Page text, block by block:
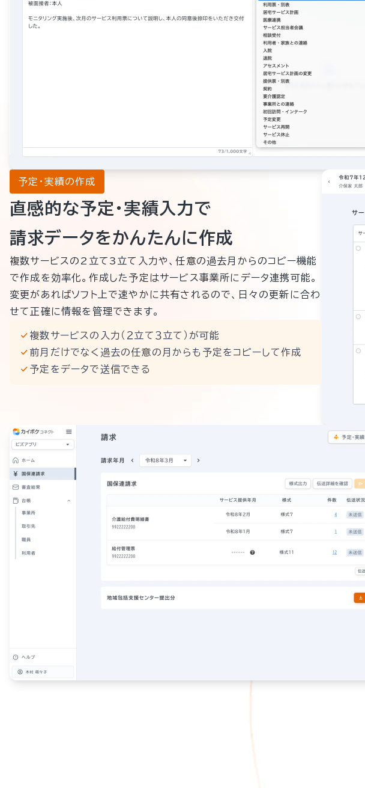
予定・実績の作成
直感的な予定・実績入力で
請求データをかんたんに作成
複数サービスの2立て3立て入力や、任意の過去月からのコピー機能
で作成を効率化。作成した予定はサービス事業所にデータ連携可能。
変更があればソフト上で速やかに共有されるので、日々の更新に合わ
せて正確に情報を管理できます。
複数サービスの入力（２立て３立て）が可能
前月だけでなく過去の任意の月からも予定をコピーして作成
予定をデータで送信できる